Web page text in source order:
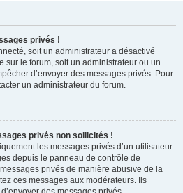
privés !
soit un administrateur a désactivé
sur le forum, soit un administrateur ou un
d’envoyer des messages privés. Pour
un administrateur du forum.
privés non sollicités !
les messages privés d’un utilisateur
depuis le panneau de contrôle de
privés de manière abusive de la
ces messages aux modérateurs. Ils